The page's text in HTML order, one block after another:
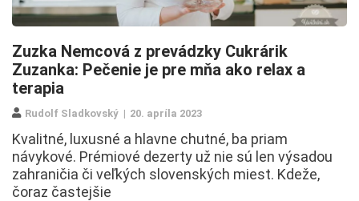
Zuzka Nemcová z prevádzky Cukrárik
Zuzanka: Pečenie je pre mňa ako relax a
terapia
Rudolf Sladkovský 20. apríla 2023
Kvalitné, luxusné a hlavne chutné, ba priam
návykové. Prémiové dezerty už nie sú len výsadou
zahraničia či veľkých slovenských miest. Kdeže,
čoraz častejšie